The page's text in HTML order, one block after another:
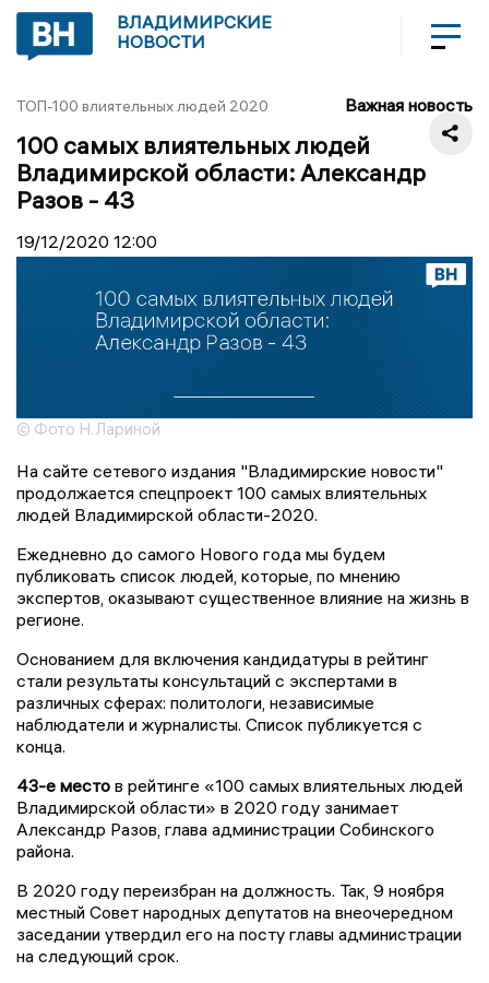
ВЛАДИМИРСКИЕ
НОВОСТИ
ТОП-100 влиятельных людей 2020 Важная новость
100 самых влиятельных людей
Владимирской области: Александр
Разов - 43
19/12/2020 12:00
© Фото Н.Лариной
На сайте сетевого издания "Владимирские новости"
продолжается спецпроект 100 самых влиятельных
людей Владимирской области-2020.
Ежедневно до самого Нового года мы будем
публиковать список людей, которые, по мнению
экспертов, оказывают существенное влияние на жизнь в
регионе.
Основанием для включения кандидатуры в рейтинг
стали результаты консультаций с экспертами в
различных сферах: политологи, независимые
наблюдатели и журналисты. Список публикуется с
конца.
43-е место в рейтинге «100 самых влиятельных людей
Владимирской области» в 2020 году занимает
Александр Разов, глава администрации Собинского
района.
В 2020 году переизбран на должность. Так, 9 ноября
местный Совет народных депутатов на внеочередном
заседании утвердил его на посту главы администрации
на следующий срок.